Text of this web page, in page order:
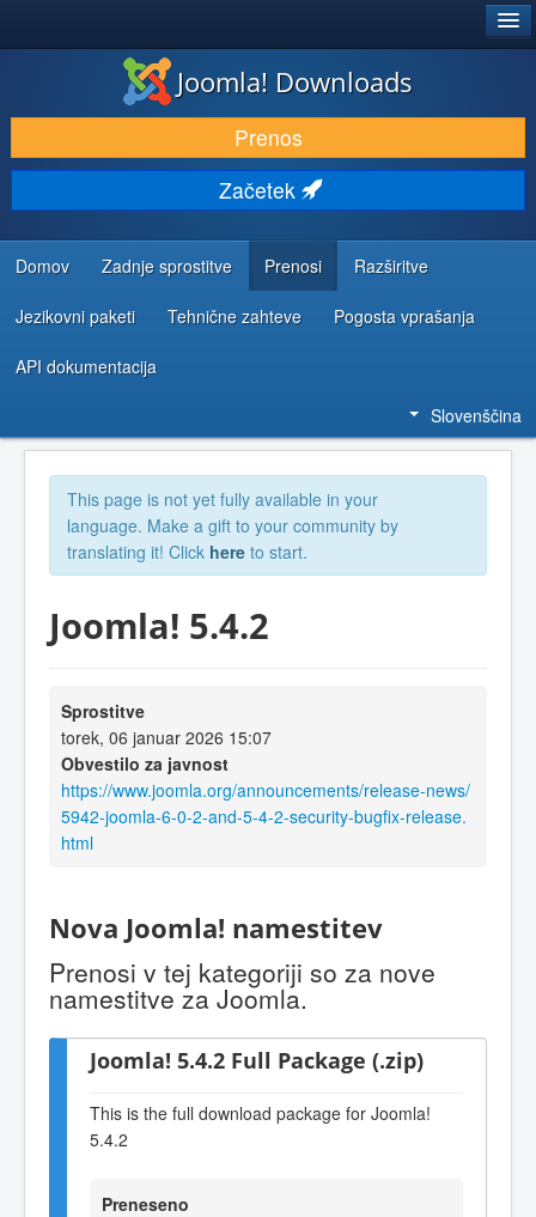
PRENESI IN RAZŠIRI
ODKRIJTE & IZVEJTE
SKUPNOST IN PODPORA
VIRI ZA RAZVIJALCE
Joomla! Downloads
Prenos
Začetek
Domov Zadnje sprostitve Prenosi Razširitve
Jezikovni paketi Tehnične zahteve Pogosta vprašanja
API dokumentacija
Slovenščina
This page is not yet fully available in your
language. Make a gift to your community by
translating it! Click here to start.
Joomla! 5.4.2
Sprostitve
torek, 06 januar 2026 15:07
Obvestilo za javnost
https://www.joomla.org/announcements/release-news/
5942-joomla-6-0-2-and-5-4-2-security-bugfix-release.
html
Nova Joomla! namestitev
Prenosi v tej kategoriji so za nove
namestitve za Joomla.
Joomla! 5.4.2 Full Package (.zip)
This is the full download package for Joomla!
5.4.2
Preneseno